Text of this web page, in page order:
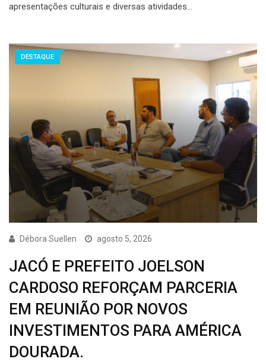
apresentações culturais e diversas atividades…
DESTAQUE
Débora Suellen agosto 5, 2026
JACÓ E PREFEITO JOELSON
CARDOSO REFORÇAM PARCERIA
EM REUNIÃO POR NOVOS
INVESTIMENTOS PARA AMÉRICA
DOURADA.